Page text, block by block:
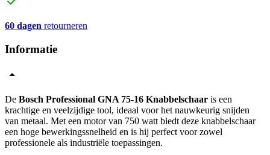
60 dagen retourneren
Informatie
De Bosch Professional GNA 75-16 Knabbelschaar is een
krachtige en veelzijdige tool, ideaal voor het nauwkeurig snijden
van metaal. Met een motor van 750 watt biedt deze knabbelschaar
een hoge bewerkingssnelheid en is hij perfect voor zowel
professionele als industriële toepassingen.